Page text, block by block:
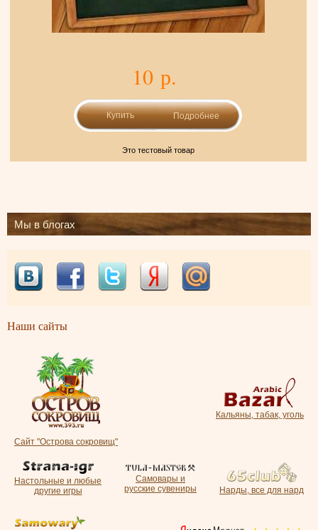
10 р.
Подробнее
Это тестовый товар
Мы в блогах
Наши сайты
Сайт "Острова сокровищ"
Кальяны, табак, уголь
Настольные и любые
другие игры
Самовары и
русские сувениры
Нарды, все для нард